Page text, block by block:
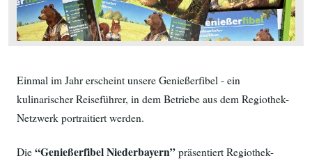
Einmal im Jahr erscheint unsere Genießerfibel - ein
kulinarischer Reiseführer, in dem Betriebe aus dem Regiothek-
Netzwerk portraitiert werden.
Die “Genießerfibel Niederbayern” präsentiert Regiothek-